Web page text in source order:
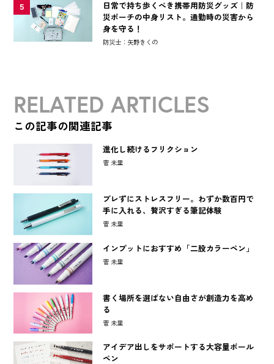
5
日常で持ち歩くべき携帯用防災グッズ｜防
災ポーチの中身リスト。通勤時の災害から
身を守る！
防災士：矢野きくの
RELATED ARTICLES
この記事の関連記事
進化し続けるフリクション
菅 未里
ブレずにストレスフリー。わずか数百円で
手に入れる、贅沢すぎる筆記体験
菅 未里
インプットにおすすめ「二股カラーペン」
菅 未里
書く場所を選ばない自由さが創造力を高め
る
菅 未里
アイデア出しをサポートする大容量ボール
ペン